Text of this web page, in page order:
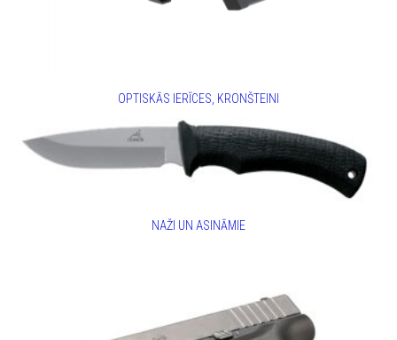
OPTISKĀS IERĪCES, KRONŠTEINI
NAŽI UN ASINĀMIE